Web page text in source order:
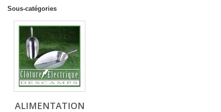
Sous-catégories
ALIMENTATION